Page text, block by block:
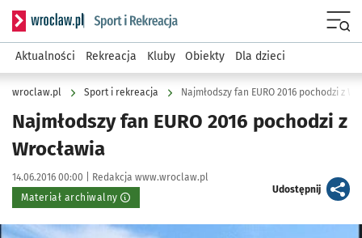
Serwis informacyjny wroclaw.pl podserwis: Sport i rekreacja
Aktualności Rekreacja Kluby Obiekty Dla dzieci
wroclaw.pl Sport i rekreacja Najmłodszy fan EURO 2016 pochodzi z
Najmłodszy fan EURO 2016 pochodzi z
Wrocławia
Data publikacji:
14.06.2016 00:00 | Autor:
Redakcja www.wroclaw.pl
Materiał archiwalny
Udostępnijartykuł
Kliknij, aby powiększyć